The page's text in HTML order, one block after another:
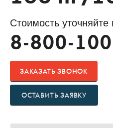
Стоимость
8-800-
ЗАКАЗАТЬ ЗВОНОК
ОСТАВИТЬ ЗАЯВКУ